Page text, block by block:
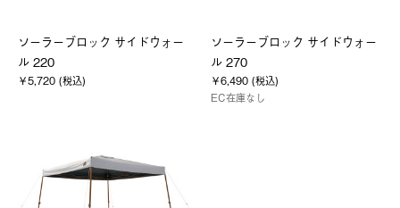
ソーラーブロック サイドウォー
ル 220
￥5,720 (税込)
ソーラーブロック サイドウォー
ル 270
￥6,490 (税込)
EC在庫なし